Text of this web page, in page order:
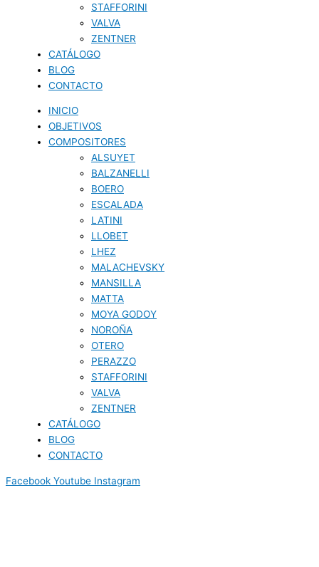
STAFFORINI
VALVA
ZENTNER
CATÁLOGO
BLOG
CONTACTO
INICIO
OBJETIVOS
COMPOSITORES
ALSUYET
BALZANELLI
BOERO
ESCALADA
LATINI
LLOBET
LHEZ
MALACHEVSKY
MANSILLA
MATTA
MOYA GODOY
NOROÑA
OTERO
PERAZZO
STAFFORINI
VALVA
ZENTNER
CATÁLOGO
BLOG
CONTACTO
Facebook Youtube Instagram